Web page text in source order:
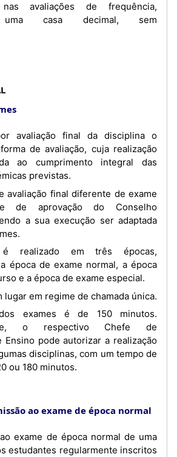
avaliações de frequência,
uma casa decimal, sem
de avaliação, cuja realização
ao cumprimento integral das
previstas.
de aprovação do Conselho
a sua execução ser adaptada
época de exame normal, a época
e a época de exame especial.
lugar em regime de chamada única.
o respectivo Chefe de
Ensino pode autorizar a realização
disciplinas, com um tempo de
ou 180 minutos.
ao exame de época normal
exame de época normal de uma
estudantes regularmente inscritos